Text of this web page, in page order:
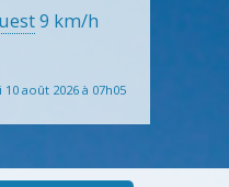
9 km/h
10 août 2026 à 07h05